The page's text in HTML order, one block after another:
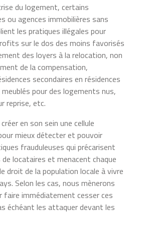
du logement, certains
ou agences immobilières sans
les pratiques illégales pour
sur le dos des moins favorisés
des loyers à la relocation, non
de la compensation,
secondaires en résidences
meublés pour des logements nus,
reprise, etc.
en son sein une cellule
mieux détecter et pouvoir
frauduleuses qui précarisent
locataires et menacent chaque
droit de la population locale à vivre
Selon les cas, nous mènerons
faire immédiatement cesser ces
échéant les attaquer devant les